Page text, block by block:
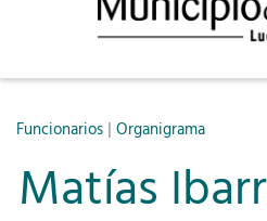
Funcionarios | Organigrama
Matías